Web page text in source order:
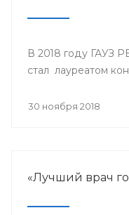
В 2018 году ГАУЗ
стал лауреатом
30 ноября 2018
«Лучший врач